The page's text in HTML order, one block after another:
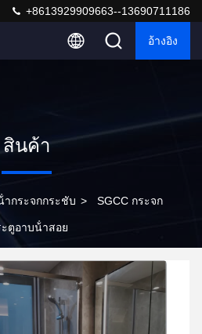
+8613929909663--13690711186
อ้างอิง
สินค้า
ากระจกกระชับ > SGCC กระจก
ตูอาบน้ําสอย